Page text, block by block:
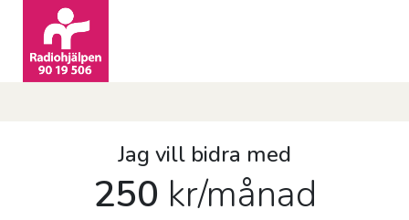
Jag vill bidra med
250 kr/månad